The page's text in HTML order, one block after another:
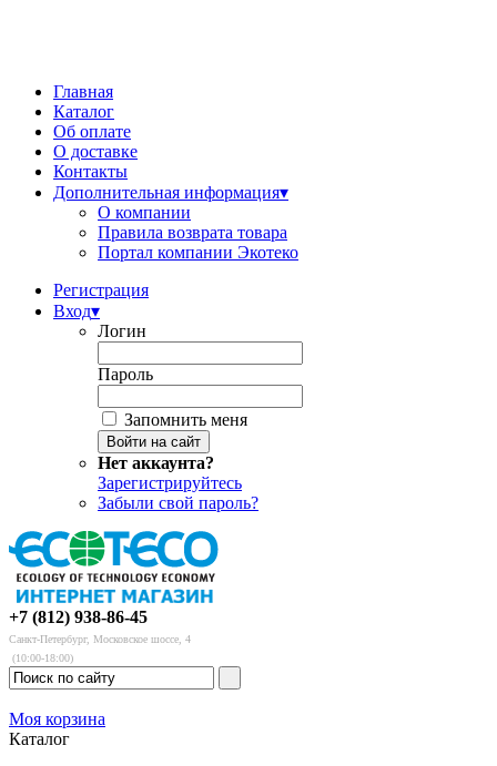
Главная
Каталог
Об оплате
О доставке
Контакты
Дополнительная информация▾
О компании
Правила возврата товара
Портал компании Экотеко
Регистрация
Вход▾
Логин
Пароль
Запомнить меня
Нет аккаунта?
Зарегистрируйтесь
Забыли свой пароль?
+7 (812) 938-86-45
Санкт-Петербург, Московское шоссе, 4
(10:00-18:00)
Моя корзина
Каталог